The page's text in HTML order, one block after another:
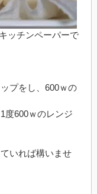
ッチンペーパーで
プをし、600ｗの
度600ｗのレンジ
いれば構いませ